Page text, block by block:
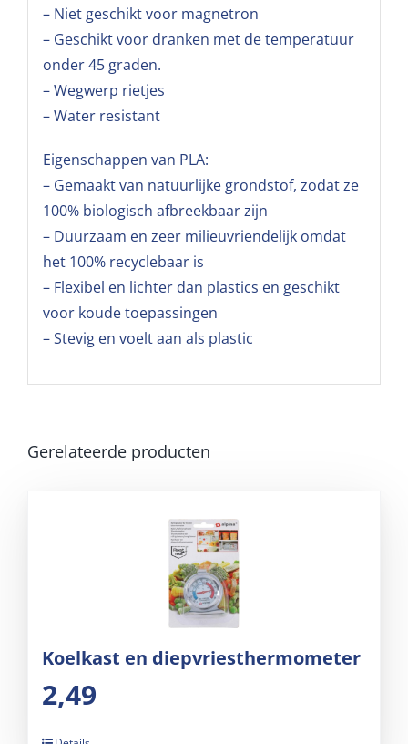
– Niet geschikt voor magnetron
– Geschikt voor dranken met de temperatuur
onder 45 graden.
– Wegwerp rietjes
– Water resistant
Eigenschappen van PLA:
– Gemaakt van natuurlijke grondstof, zodat ze
100% biologisch afbreekbaar zijn
– Duurzaam en zeer milieuvriendelijk omdat
het 100% recyclebaar is
– Flexibel en lichter dan plastics en geschikt
voor koude toepassingen
– Stevig en voelt aan als plastic
Gerelateerde producten
Koelkast en diepvriesthermometer
2,49